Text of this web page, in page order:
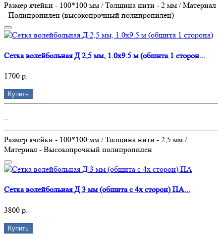
Размер ячейки - 100*100 мм / Толщина нити - 2 мм / Материал
- Полипропилен (высокопрочный полипропилен)
Сетка волейбольная Д 2,5 мм, 1.0х9.5 м (обшита 1 сторон...
1700 р.
Купить
..
Размер ячейки - 100*100 мм / Толщина нити - 2,5 мм /
Материал - Высокопрочный полипропилен
Сетка волейбольная Д 3 мм (обшита с 4х сторон) ПА...
3800 р.
Купить